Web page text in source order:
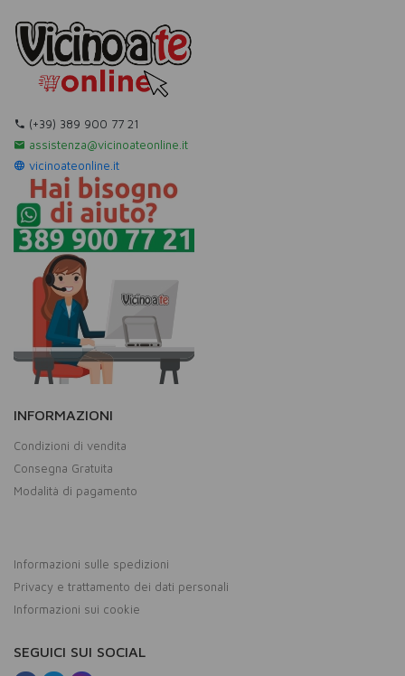
(+39) 389 900 77 21
assistenza@vicinoateonline.it
vicinoateonline.it
INFORMAZIONI
Condizioni di vendita
Consegna Gratuita
Modalità di pagamento
Informazioni sulle spedizioni
Privacy e trattamento dei dati personali
Informazioni sui cookie
SEGUICI SUI SOCIAL